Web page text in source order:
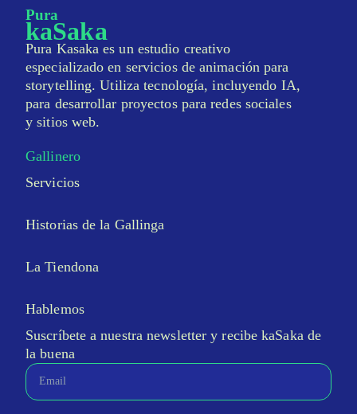
Pura
kaSaka
Pura Kasaka es un estudio creativo
especializado en servicios de animación para
storytelling. Utiliza tecnología, incluyendo IA,
para desarrollar proyectos para redes sociales
y sitios web.
Gallinero
Servicios
Historias de la Gallinga
La Tiendona
Hablemos
Suscríbete a nuestra newsletter y recibe kaSaka de
la buena